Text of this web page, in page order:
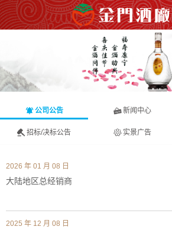
公司公告 新闻中心
招标/决标公告 实景广告
2026 年 01 月 08 日
大陆地区总经销商
2025 年 12 月 08 日